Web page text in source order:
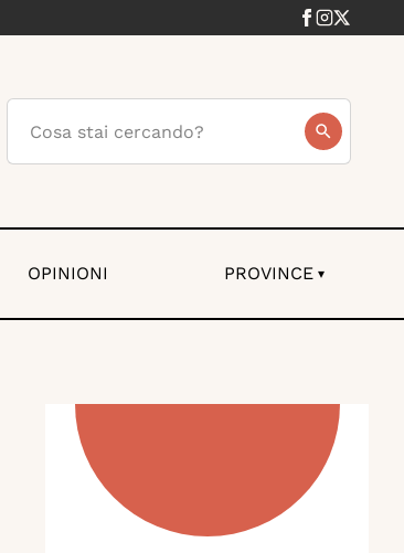
OPINIONI PROVINCE ▾